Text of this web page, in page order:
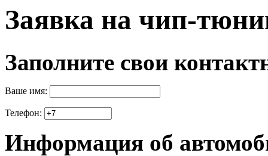
Заявка на чип-
Заполните свои
Ваше имя:
Телефон:
Информация об